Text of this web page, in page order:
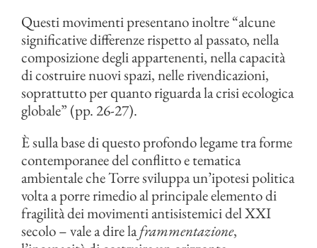
Questi movimenti presentano inoltre “alcune
significative differenze rispetto al passato, nella
composizione degli appartenenti, nella capacità
di costruire nuovi spazi, nelle rivendicazioni,
soprattutto per quanto riguarda la crisi ecologica
globale” (pp. 26-27).
È sulla base di questo profondo legame tra forme
contemporanee del conflitto e tematica
ambientale che Torre sviluppa un’ipotesi politica
volta a porre rimedio al principale elemento di
fragilità dei movimenti antisistemici del XXI
secolo – vale a dire laframmentazione,